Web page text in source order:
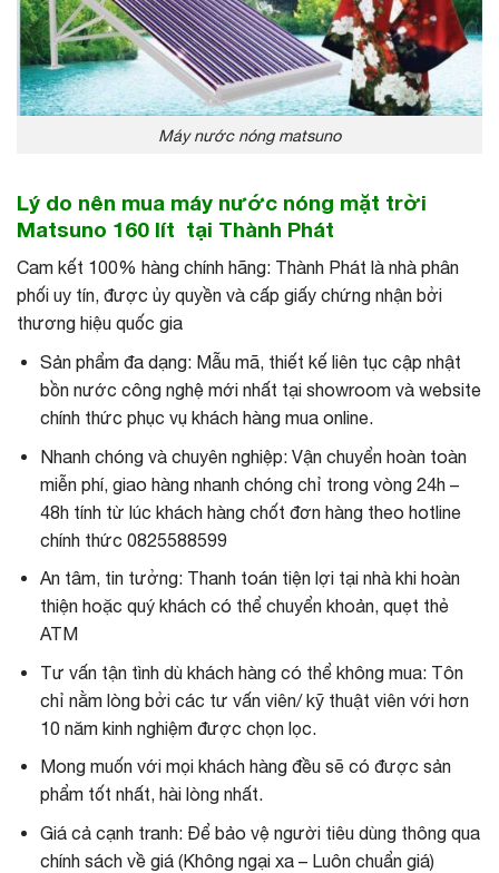
Máy nước nóng matsuno
Lý do nên mua máy nước nóng mặt trời
Matsuno 160 lít tại Thành Phát
Cam kết 100% hàng chính hãng: Thành Phát là nhà phân
phối uy tín, được ủy quyền và cấp giấy chứng nhận bởi
thương hiệu quốc gia
Sản phẩm đa dạng: Mẫu mã, thiết kế liên tục cập nhật
bồn nước công nghệ mới nhất tại showroom và website
chính thức phục vụ khách hàng mua online.
Nhanh chóng và chuyên nghiệp: Vận chuyển hoàn toàn
miễn phí, giao hàng nhanh chóng chỉ trong vòng 24h –
48h tính từ lúc khách hàng chốt đơn hàng theo hotline
chính thức 0825588599
An tâm, tin tưởng: Thanh toán tiện lợi tại nhà khi hoàn
thiện hoặc quý khách có thể chuyển khoản, quẹt thẻ
ATM
Tư vấn tận tình dù khách hàng có thể không mua: Tôn
chỉ nằm lòng bởi các tư vấn viên/ kỹ thuật viên với hơn
10 năm kinh nghiệm được chọn lọc.
Mong muốn với mọi khách hàng đều sẽ có được sản
phẩm tốt nhất, hài lòng nhất.
Giá cả cạnh tranh: Để bảo vệ người tiêu dùng thông qua
chính sách về giá (Không ngại xa – Luôn chuẩn giá)